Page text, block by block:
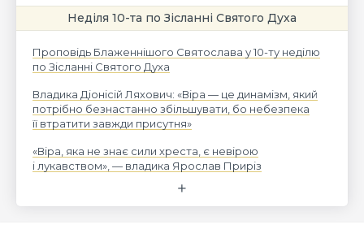
Неділя 10-та по Зісланні Святого Духа
Проповідь Блаженнішого Святослава у 10-ту неділю
по Зісланні Святого Духа
Владика Діонісій Ляхович: «Віра — це динамізм, який
потрібно безнастанно збільшувати, бо небезпека
її втратити завжди присутня»
«Віра, яка не знає сили хреста, є невірою
і лукавством», — владика Ярослав Приріз